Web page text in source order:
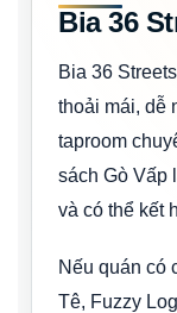
Bia 36
Bia 36
thoải mái, dễ
taproom
sách Gò Vấp
và có thể kết
Nếu quán có
Tê, Fuzzy